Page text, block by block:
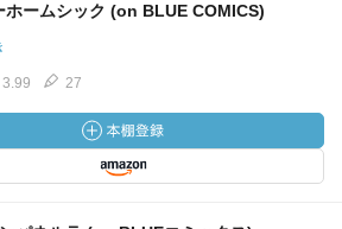
ホームシック (on BLUE COMICS)
3.99 27